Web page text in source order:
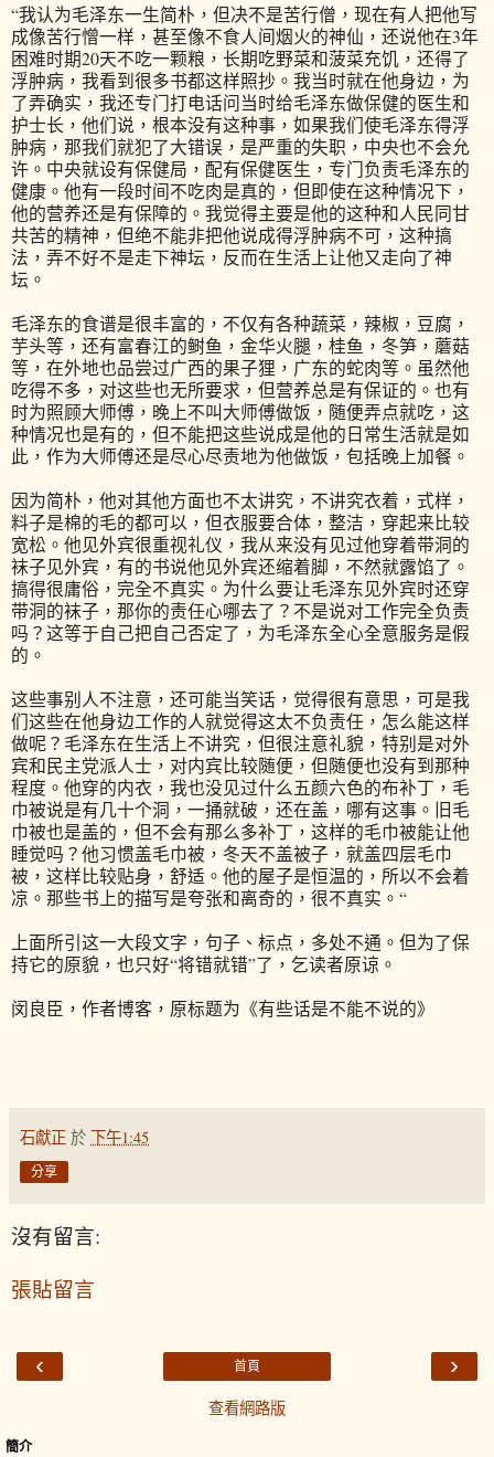
“我认为毛泽东一生简朴，但决不是苦行僧，现在有人把他写
成像苦行憎一样，甚至像不食人间烟火的神仙，还说他在3年
困难时期20天不吃一颗粮，长期吃野菜和菠菜充饥，还得了
浮肿病，我看到很多书都这样照抄。我当时就在他身边，为
了弄确实，我还专门打电话问当时给毛泽东做保健的医生和
护士长，他们说，根本没有这种事，如果我们使毛泽东得浮
肿病，那我们就犯了大错误，是严重的失职，中央也不会允
许。中央就设有保健局，配有保健医生，专门负责毛泽东的
健康。他有一段时间不吃肉是真的，但即使在这种情况下，
他的营养还是有保障的。我觉得主要是他的这种和人民同甘
共苦的精神，但绝不能非把他说成得浮肿病不可，这种搞
法，弄不好不是走下神坛，反而在生活上让他又走向了神
坛。
毛泽东的食谱是很丰富的，不仅有各种蔬菜，辣椒，豆腐，
芋头等，还有富春江的鲥鱼，金华火腿，桂鱼，冬笋，蘑菇
等，在外地也品尝过广西的果子狸，广东的蛇肉等。虽然他
吃得不多，对这些也无所要求，但营养总是有保证的。也有
时为照顾大师傅，晚上不叫大师傅做饭，随便弄点就吃，这
种情况也是有的，但不能把这些说成是他的日常生活就是如
此，作为大师傅还是尽心尽责地为他做饭，包括晚上加餐。
因为简朴，他对其他方面也不太讲究，不讲究衣着，式样，
料子是棉的毛的都可以，但衣服要合体，整洁，穿起来比较
宽松。他见外宾很重视礼仪，我从来没有见过他穿着带洞的
袜子见外宾，有的书说他见外宾还缩着脚，不然就露馅了。
搞得很庸俗，完全不真实。为什么要让毛泽东见外宾时还穿
带洞的袜子，那你的责任心哪去了？不是说对工作完全负责
吗？这等于自己把自己否定了，为毛泽东全心全意服务是假
的。
这些事别人不注意，还可能当笑话，觉得很有意思，可是我
们这些在他身边工作的人就觉得这太不负责任，怎么能这样
做呢？毛泽东在生活上不讲究，但很注意礼貌，特别是对外
宾和民主党派人士，对内宾比较随便，但随便也没有到那种
程度。他穿的内衣，我也没见过什么五颜六色的布补丁，毛
巾被说是有几十个洞，一捅就破，还在盖，哪有这事。旧毛
巾被也是盖的，但不会有那么多补丁，这样的毛巾被能让他
睡觉吗？他习惯盖毛巾被，冬天不盖被子，就盖四层毛巾
被，这样比较贴身，舒适。他的屋子是恒温的，所以不会着
凉。那些书上的描写是夸张和离奇的，很不真实。“
上面所引这一大段文字，句子、标点，多处不通。但为了保
持它的原貌，也只好“将错就错”了，乞读者原谅。
闵良臣，作者博客，原标题为《有些话是不能不说的》
石獻正 於 下午1:45
分享
沒有留言:
張貼留言
‹ ›
首頁
查看網路版
簡介